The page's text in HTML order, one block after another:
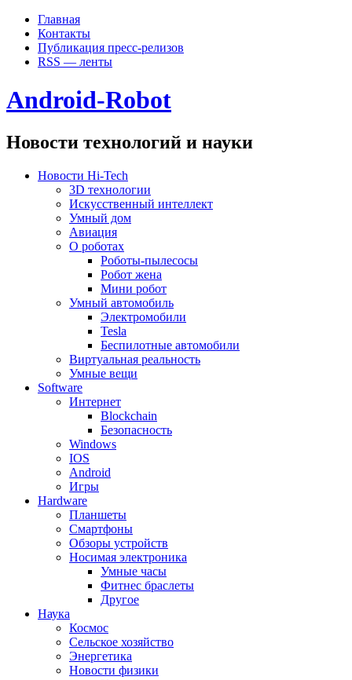
Главная
Контакты
Публикация пресс-релизов
RSS — ленты
Android-Robot
Новости технологий и науки
Новости Hi-Tech
3D технологии
Искусственный интеллект
Умный дом
Авиация
О роботах
Роботы-пылесосы
Робот жена
Мини робот
Умный автомобиль
Электромобили
Tesla
Беспилотные автомобили
Виртуальная реальность
Умные вещи
Software
Интернет
Blockchain
Безопасность
Windows
IOS
Android
Игры
Hardware
Планшеты
Смартфоны
Обзоры устройств
Носимая электроника
Умные часы
Фитнес браслеты
Другое
Наука
Космос
Сельское хозяйство
Энергетика
Новости физики